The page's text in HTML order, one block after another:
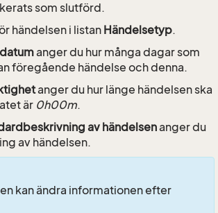
som slutförd.
händelsen i listanHändelsetyp.
anger du hur många dagar som
föregående händelse och denna.
anger du hur länge händelsen ska
är 0h00m.
av händelsenanger du
av händelsen.
kan ändra informationen efter